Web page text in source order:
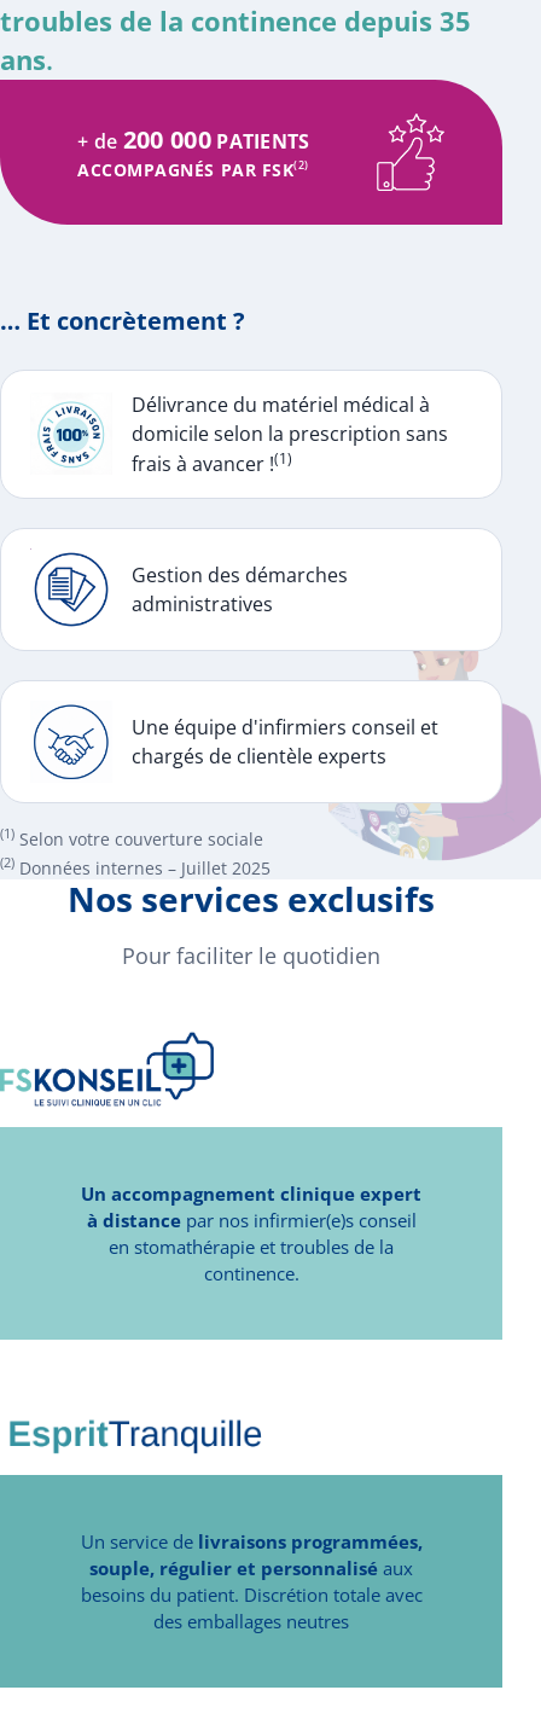
troubles de la continence depuis 35
ans.
+ de 200 000 PATIENTS
ACCOMPAGNÉS PAR FSK(2)
… Et concrètement ?
Délivrance du matériel médical à
domicile selon la prescription sans
frais à avancer !(1)
Gestion des démarches
administratives
Une équipe d'infirmiers conseil et
chargés de clientèle experts
(1) Selon votre couverture sociale
(2) Données internes – Juillet 2025
Nos services exclusifs
Pour faciliter le quotidien
Un accompagnement clinique expert
à distancepar nos infirmier(e)s conseil
en stomathérapie et troubles de la
continence.
Un service de livraisons programmées,
souple, régulier et personnalisé aux
besoins du patient. Discrétion totale avec
des emballages neutres